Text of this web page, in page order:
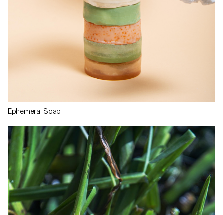
Ephemeral Soap